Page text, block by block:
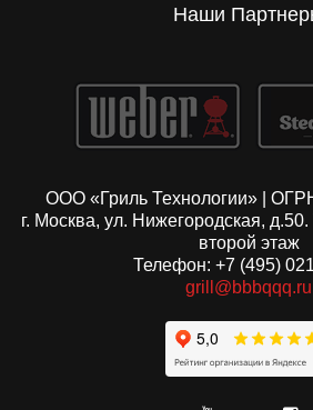
Наши
ООО «Гриль Технологии» |
г. Москва, ул. Нижегородская,
второй этаж
Телефон: +7 (495)
grill@bbbqqq.ru